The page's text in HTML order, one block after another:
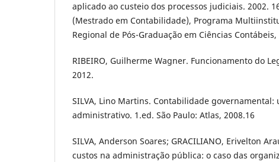
aplicado ao custeio dos processos judiciais. 2002.
(Mestrado em Contabilidade), Programa
Regional de Pós-Graduação em Ciências
RIBEIRO, Guilherme Wagner. Funcionamento do
2012.
SILVA, Lino Martins. Contabilidade governamental:
administrativo. 1.ed. São Paulo: Atlas, 2008.16
SILVA, Anderson Soares; GRACILIANO, Erivelton
custos na administração pública: o caso das